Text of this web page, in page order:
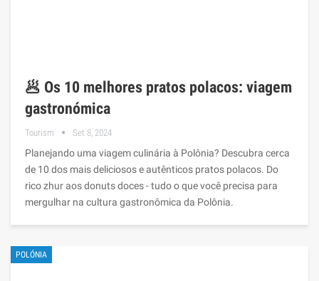
🥟 Os 10 melhores pratos polacos: viagem
gastronómica
Tourism Set 8, 2024
Planejando uma viagem culinária à Polônia? Descubra cerca
de 10 dos mais deliciosos e autênticos pratos polacos. Do
rico zhur aos donuts doces - tudo o que você precisa para
mergulhar na cultura gastronômica da Polônia.
POLÓNIA